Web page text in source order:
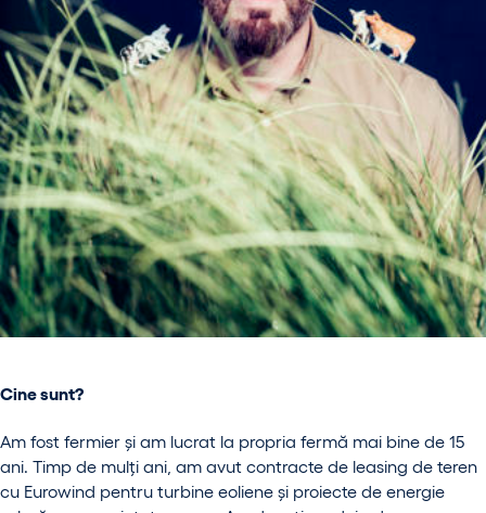
Cine sunt?
Am fost fermier și am lucrat la propria fermă mai bine de 15
ani. Timp de mulți ani, am avut contracte de leasing de teren
cu Eurowind pentru turbine eoliene și proiecte de energie